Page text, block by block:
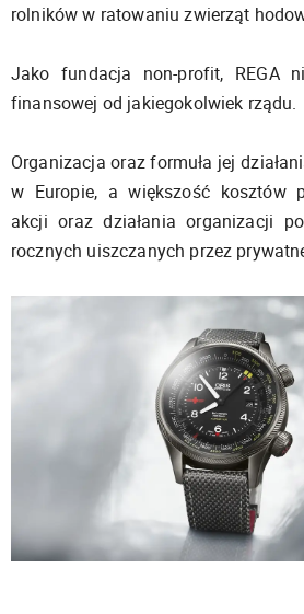
rolników w ratowaniu zwierząt
Jako fundacja non-profit, REGA
finansowej od jakiegokolwiek rządu.
Organizacja oraz formuła jej
w Europie, a większość kosztów
akcji oraz działania organizacji
rocznych uiszczanych przez